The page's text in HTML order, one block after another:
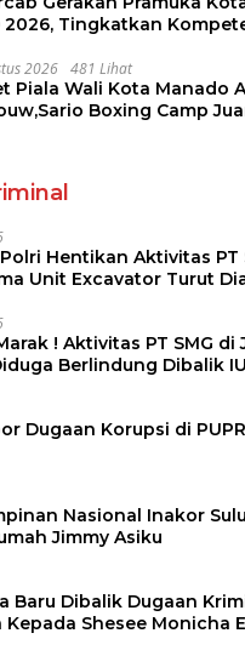
2026, Tingkatkan
2026 481 Lihat
Piala Wali Kota Manado
Boxing Camp
Hentikan Aktivitas PT
Unit Excavator Turut
! Aktivitas PT SMG di
Berlindung Dibalik
Dugaan Korupsi di
Nasional Inakor
Jimmy Asiku
Baru Dibalik Dugaan
Kepada Shesee Monicha